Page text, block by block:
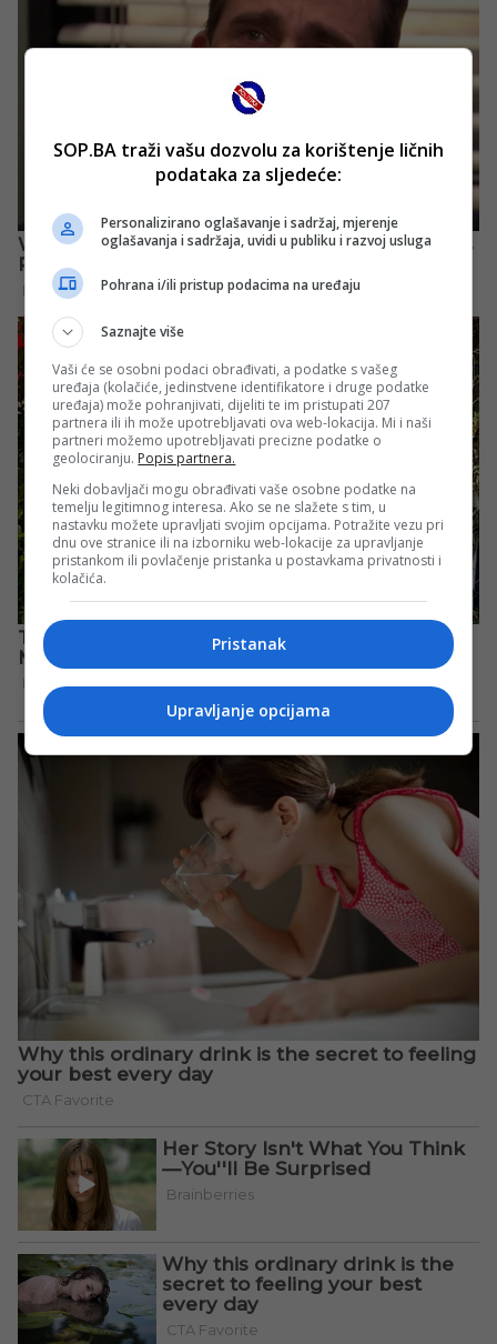
SOP.BA traži vašu dozvolu za korištenje ličnih
podataka za sljedeće:
Personalizirano oglašavanje i sadržaj, mjerenje
oglašavanja i sadržaja, uvidi u publiku i razvoj usluga
Pohrana i/ili pristup podacima na uređaju
Saznajte više
Vaši će se osobni podaci obrađivati, a podatke s vašeg
uređaja (kolačiće, jedinstvene identifikatore i druge podatke
uređaja) može pohranjivati, dijeliti te im pristupati 207
partnera ili ih može upotrebljavati ova web-lokacija. Mi i naši
partneri možemo upotrebljavati precizne podatke o
geolociranju. Popis partnera.
Neki dobavljači mogu obrađivati vaše osobne podatke na
temelju legitimnog interesa. Ako se ne slažete s tim, u
nastavku možete upravljati svojim opcijama. Potražite vezu pri
dnu ove stranice ili na izborniku web-lokacije za upravljanje
pristankom ili povlačenje pristanka u postavkama privatnosti i
kolačića.
Pristanak
Upravljanje opcijama